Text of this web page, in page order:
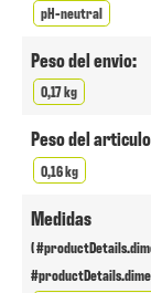
pH-neutral
Peso del envio:
0,17 kg
Peso del
0,16 kg
Medidas
(